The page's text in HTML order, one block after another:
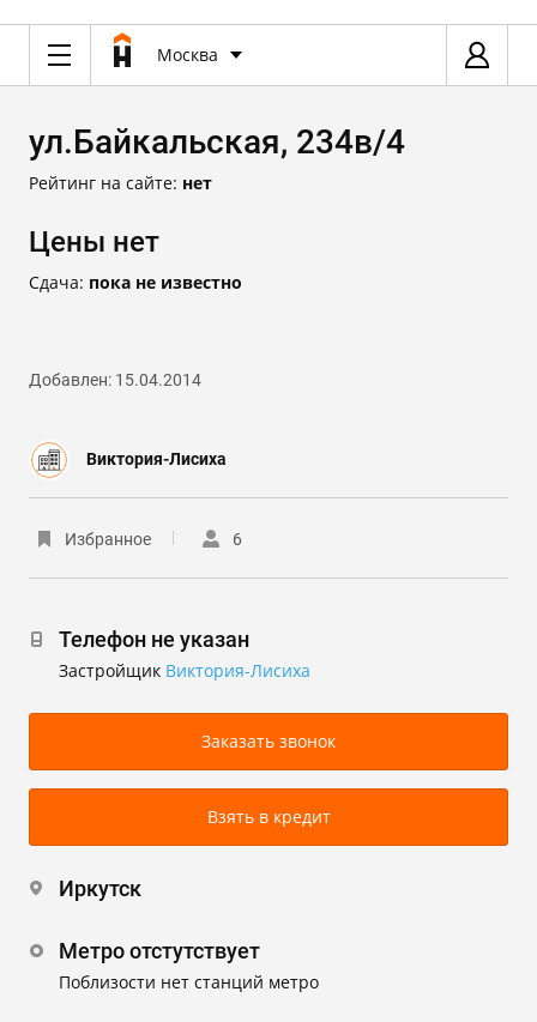
Москва
ул.Байкальская, 234в/4
Рейтинг на сайте: нет
Цены нет
Сдача: пока не известно
Добавлен: 15.04.2014
Виктория-Лисиха
Избранное 6
Телефон не указан
Застройщик Виктория-Лисиха
Заказать звонок
Взять в кредит
Иркутск
Метро отстутствует
Поблизости нет станций метро